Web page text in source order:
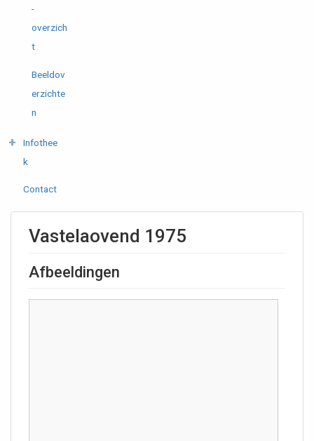
-
overzich
t
Beeldov
erzichte
n
Infothee
k
Contact
Vastelaovend 1975
Afbeeldingen